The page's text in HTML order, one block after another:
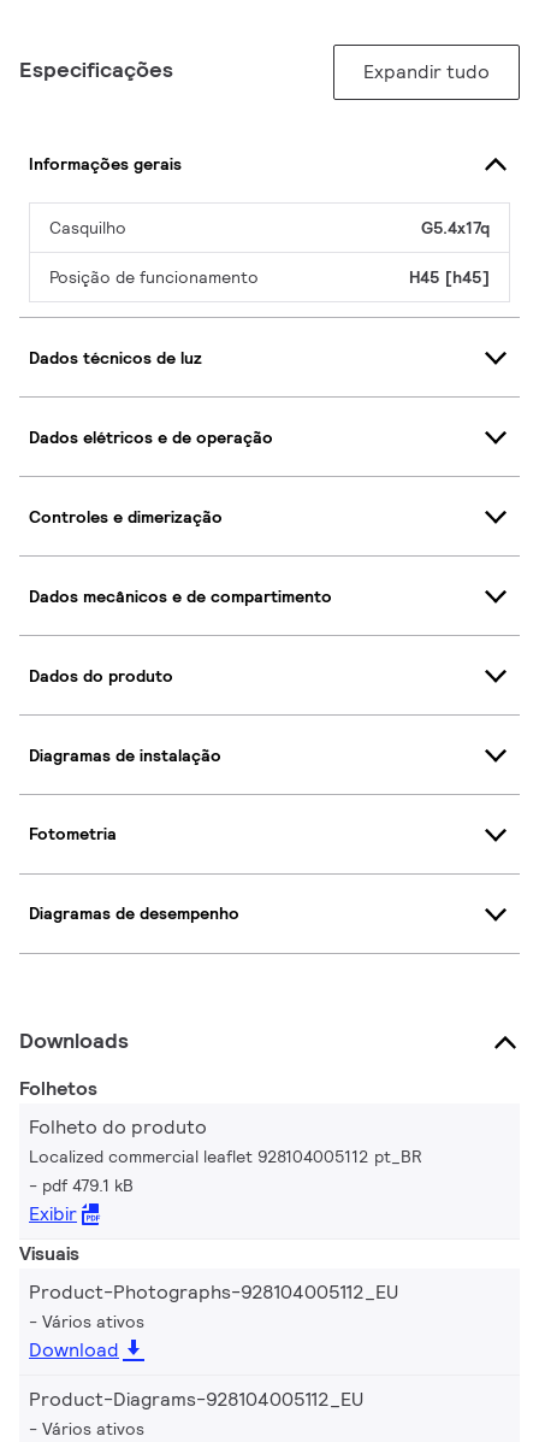
Especificações Expandir tudo
Informações gerais
Casquilho G5.4x17q
Posição de funcionamento H45 [h45]
Dados técnicos de luz
Dados elétricos e de operação
Controles e dimerização
Dados mecânicos e de compartimento
Dados do produto
Diagramas de instalação
Fotometria
Diagramas de desempenho
Downloads
Folhetos
Folheto do produto
Localized commercial leaflet 928104005112 pt_BR
pdf 479.1 kB
Exibir
Visuais
Product-Photographs-928104005112_EU
Vários ativos
Download
Product-Diagrams-928104005112_EU
Vários ativos